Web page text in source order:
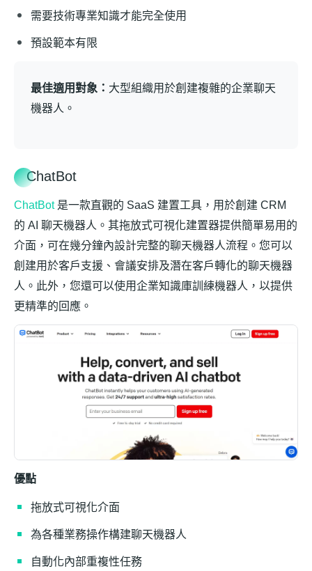
需要技術專業知識才能完全使用
預設範本有限
最佳適用對象： 大型組織用於創建複雜的企業聊天
機器人。
ChatBot
ChatBot是一款直觀的 SaaS 建置工具，用於創建 CRM
的 AI 聊天機器人。其拖放式可視化建置器提供簡單易用的
介面，可在幾分鐘內設計完整的聊天機器人流程。您可以
創建用於客戶支援、會議安排及潛在客戶轉化的聊天機器
人。此外，您還可以使用企業知識庫訓練機器人，以提供
更精準的回應。
優點
拖放式可視化介面
為各種業務操作構建聊天機器人
自動化內部重複性任務